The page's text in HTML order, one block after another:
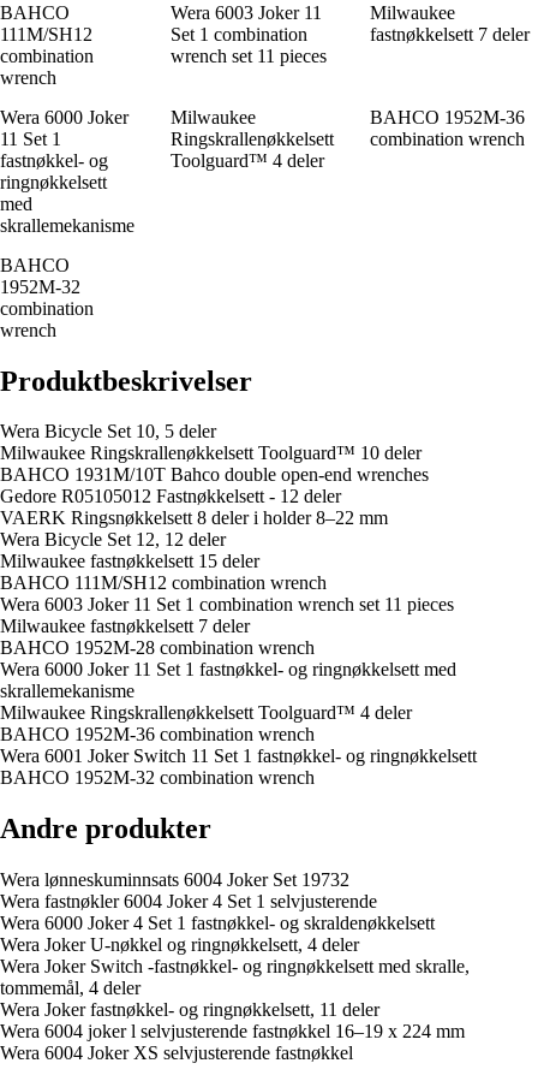
BAHCO
111M/SH12
combination
wrench
Wera 6003 Joker 11
Set 1 combination
wrench set 11 pieces
Milwaukee
fastnøkkelsett 7 deler
Wera 6000 Joker
11 Set 1
fastnøkkel- og
ringnøkkelsett
med
skrallemekanisme
Milwaukee
Ringskrallenøkkelsett
Toolguard™ 4 deler
BAHCO 1952M-36
combination wrench
BAHCO
1952M-32
combination
wrench
Produktbeskrivelser
Wera Bicycle Set 10, 5 deler
Milwaukee Ringskrallenøkkelsett Toolguard™ 10 deler
BAHCO 1931M/10T Bahco double open-end wrenches
Gedore R05105012 Fastnøkkelsett - 12 deler
VAERK Ringsnøkkelsett 8 deler i holder 8–22 mm
Wera Bicycle Set 12, 12 deler
Milwaukee fastnøkkelsett 15 deler
BAHCO 111M/SH12 combination wrench
Wera 6003 Joker 11 Set 1 combination wrench set 11 pieces
Milwaukee fastnøkkelsett 7 deler
BAHCO 1952M-28 combination wrench
Wera 6000 Joker 11 Set 1 fastnøkkel- og ringnøkkelsett med
skrallemekanisme
Milwaukee Ringskrallenøkkelsett Toolguard™ 4 deler
BAHCO 1952M-36 combination wrench
Wera 6001 Joker Switch 11 Set 1 fastnøkkel- og ringnøkkelsett
BAHCO 1952M-32 combination wrench
Andre produkter
Wera lønneskuminnsats 6004 Joker Set 19732
Wera fastnøkler 6004 Joker 4 Set 1 selvjusterende
Wera 6000 Joker 4 Set 1 fastnøkkel- og skraldenøkkelsett
Wera Joker U-nøkkel og ringnøkkelsett, 4 deler
Wera Joker Switch -fastnøkkel- og ringnøkkelsett med skralle,
tommemål, 4 deler
Wera Joker fastnøkkel- og ringnøkkelsett, 11 deler
Wera 6004 joker l selvjusterende fastnøkkel 16–19 x 224 mm
Wera 6004 Joker XS selvjusterende fastnøkkel